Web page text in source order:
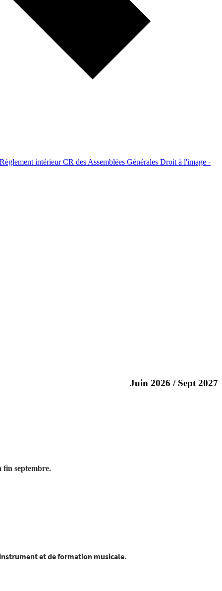
Règlement intérieurCR des Assemblées Générales Droit à l'image -
Juin 2026 / Sept 2027
fin septembre.
et de formation musicale.